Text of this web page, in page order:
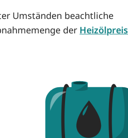
Umständen beachtliche
der Heizölpreis